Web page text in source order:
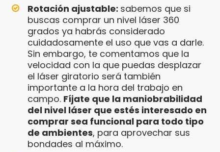
Rotación ajustable: sabemos que si
buscas comprar un nivel láser 360
grados ya habrás considerado
cuidadosamente el uso que vas a darle.
Sin embargo, te comentamos que la
velocidad con la que puedas desplazar
el láser giratorio será también
importante a la hora del trabajo en
campo. Fíjate que la maniobrabilidad
del nivel láser que estés interesado en
comprar sea funcional para todo tipo
de ambientes, para aprovechar sus
bondades al máximo.